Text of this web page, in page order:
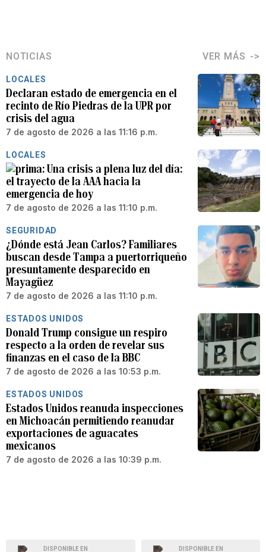
NOTICIAS VER MÁS
LOCALES
Declaran estado de emergencia en el
recinto de Río Piedras de la UPR por
crisis del agua
7 de agosto de 2026 a las 11:16 p.m.
LOCALES
Una crisis a plena luz del día:
el trayecto de la AAA hacia la
emergencia de hoy
7 de agosto de 2026 a las 11:10 p.m.
SEGURIDAD
¿Dónde está Jean Carlos? Familiares
buscan desde Tampa a puertorriqueño
presuntamente desparecido en
Mayagüez
7 de agosto de 2026 a las 11:10 p.m.
ESTADOS UNIDOS
Donald Trump consigue un respiro
respecto a la orden de revelar sus
finanzas en el caso de la BBC
7 de agosto de 2026 a las 10:53 p.m.
ESTADOS UNIDOS
Estados Unidos reanuda inspecciones
en Michoacán permitiendo reanudar
exportaciones de aguacates
mexicanos
7 de agosto de 2026 a las 10:39 p.m.
DISPONIBLE EN DISPONIBLE EN